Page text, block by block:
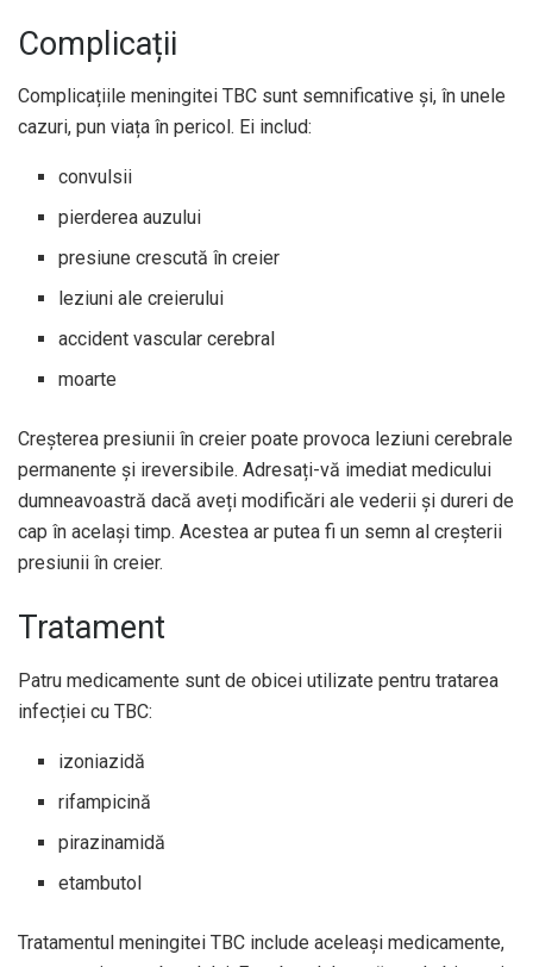
Complicații
Complicațiile meningitei TBC sunt semnificative și, în unele
cazuri, pun viața în pericol. Ei includ:
convulsii
pierderea auzului
presiune crescută în creier
leziuni ale creierului
accident vascular cerebral
moarte
Creșterea presiunii în creier poate provoca leziuni cerebrale
permanente și ireversibile. Adresați-vă imediat medicului
dumneavoastră dacă aveți modificări ale vederii și dureri de
cap în același timp. Acestea ar putea fi un semn al creșterii
presiunii în creier.
Tratament
Patru medicamente sunt de obicei utilizate pentru tratarea
infecției cu TBC:
izoniazidă
rifampicină
pirazinamidă
etambutol
Tratamentul meningitei TBC include aceleași medicamente,